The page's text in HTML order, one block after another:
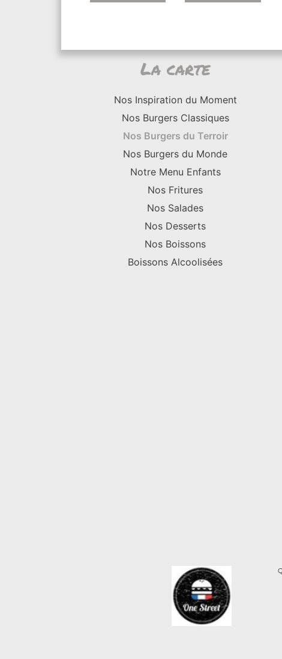
La carte
Nos Inspiration du Moment
Nos Burgers Classiques
Nos Burgers du Terroir
Nos Burgers du Monde
Notre Menu Enfants
Nos Fritures
Nos Salades
Nos Desserts
Nos Boissons
Boissons Alcoolisées